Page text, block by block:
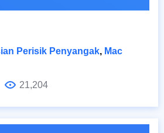
Perisik Penyangak, Mac
21,204